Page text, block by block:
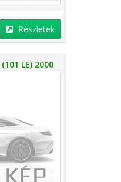
Részletek
(101 LE) 2000